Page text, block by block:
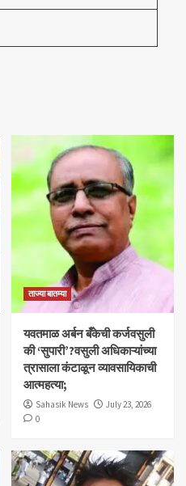
ताज्या बातम्या
​यवतमाळ अर्बन बँकेची कर्जवसुली
की ‘सुपारी’?वसुली अधिकाऱ्यांच्या
त्रासाला कंटाळून व्यावसायिकाची
आत्महत्या;
Sahasik News
July 23, 2026
0